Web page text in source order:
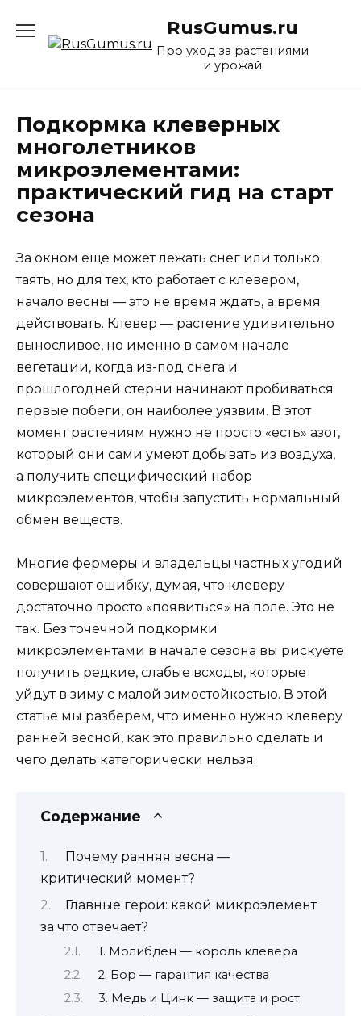
содержанию
RusGumus.ru
Про уход за растениями
и урожай
Подкормка клеверных
многолетников
микроэлементами:
практический гид на старт
сезона
За окном еще может лежать снег или только
таять, но для тех, кто работает с клевером,
начало весны — это не время ждать, а время
действовать. Клевер — растение удивительно
выносливое, но именно в самом начале
вегетации, когда из-под снега и
прошлогодней стерни начинают пробиваться
первые побеги, он наиболее уязвим. В этот
момент растениям нужно не просто «есть» азот,
который они сами умеют добывать из воздуха,
а получить специфический набор
микроэлементов, чтобы запустить нормальный
обмен веществ.
Многие фермеры и владельцы частных угодий
совершают ошибку, думая, что клеверу
достаточно просто «появиться» на поле. Это не
так. Без точечной подкормки
микроэлементами в начале сезона вы рискуете
получить редкие, слабые всходы, которые
уйдут в зиму с малой зимостойкостью. В этой
статье мы разберем, что именно нужно клеверу
ранней весной, как это правильно сделать и
чего делать категорически нельзя.
Содержание
Почему ранняя весна —
критический момент?
Главные герои: какой микроэлемент
за что отвечает?
1. Молибден — король клевера
2. Бор — гарантия качества
3. Медь и Цинк — защита и рост